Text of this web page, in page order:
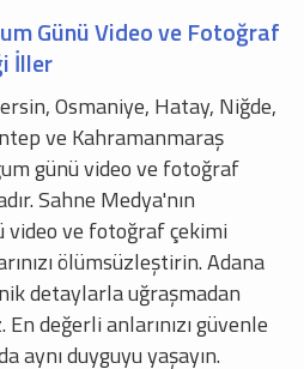
Günü Video ve Fotoğraf
İller
Osmaniye, Hatay, Niğde,
ve Kahramanmaraş
günü video ve fotoğraf
Sahne Medya'nın
video ve fotoğraf çekimi
ölümsüzleştirin. Adana
detaylarla uğraşmadan
değerli anlarınızı güvenle
aynı duyguyu yaşayın.